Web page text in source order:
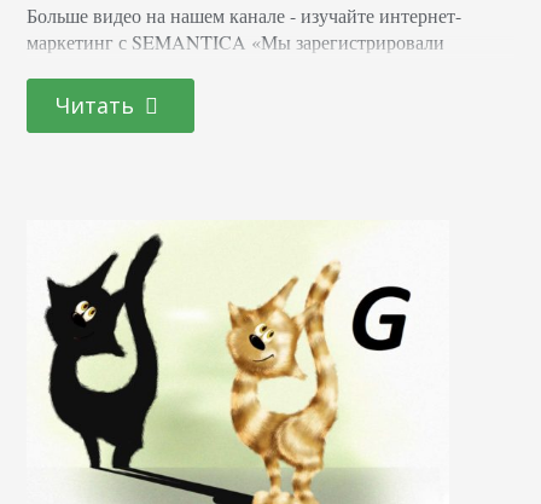
Больше видео на нашем канале - изучайте интернет-
маркетинг с SEMANTICA «Мы зарегистрировали
это за сообщение? Такое иногда видят пользователи, если
поисковая система с одного ip-адреса получает количество
определить, человек вы…
Читать